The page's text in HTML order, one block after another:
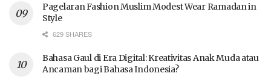
Pagelaran Fashion Muslim Modest Wear Ramadan in
Style
629 SHARES
Bahasa Gaul di Era Digital: Kreativitas Anak Muda atau
Ancaman bagi Bahasa Indonesia?